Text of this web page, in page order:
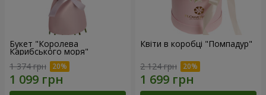
Букет "Королева
Карибського моря"
1 374 грн
Квіти в коробці "Помпадур"
2 124 грн